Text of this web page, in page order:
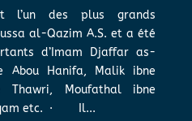
l’un des plus grands
al-Qazim A.S. et a été
d’Imam Djaffar as-
Abou Hanifa, Malik ibne
Thawri, Moufathal ibne
etc. · Il...